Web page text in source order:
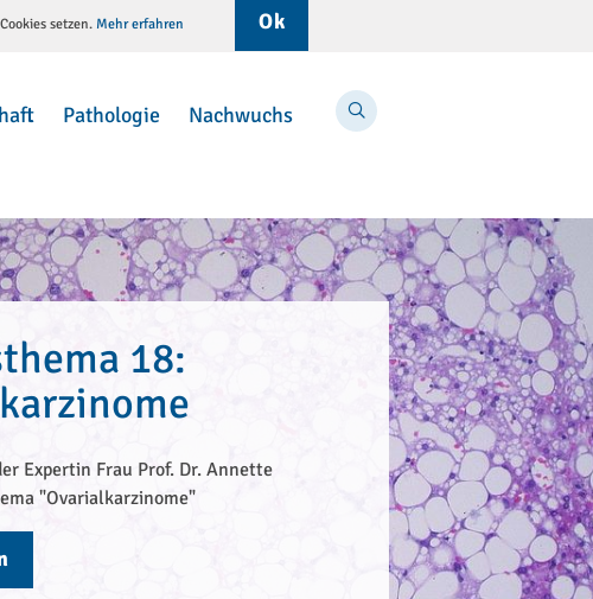
setzen. Mehr erfahren Ok
Pathologie Nachwuchs
Menü
Suche
18:
Expertin Frau Prof. Dr. Annette
"Ovarialkarzinome"